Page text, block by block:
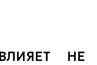
НЕ